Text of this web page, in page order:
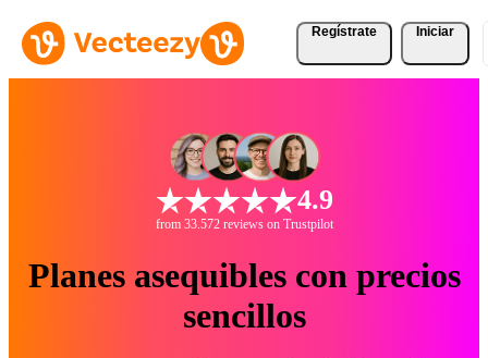
Regístrate Iniciar
4.9
from 33.572 reviews on Trustpilot
Planes asequibles con precios
sencillos